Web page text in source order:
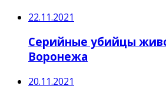
22.11.2021
Серийные убийцы
Воронежа
20.11.2021